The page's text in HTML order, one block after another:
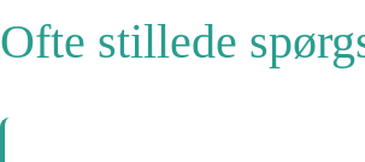
Ofte stillede